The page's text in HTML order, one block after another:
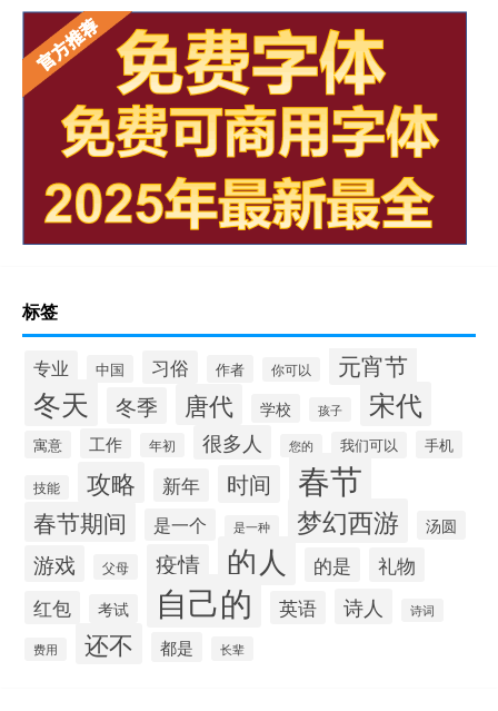
标签
专业 中国 习俗 作者 你可以 元宵节
冬天 冬季 唐代 学校 孩子 宋代
寓意 工作 年初 很多人 您的 我们可以 手机
技能 攻略 新年 时间 春节
春节期间 是一个 是一种 梦幻西游 汤圆
游戏 父母 疫情 的人 的是 礼物
红包 考试 自己的 英语 诗人 诗词
费用 还不 都是 长辈